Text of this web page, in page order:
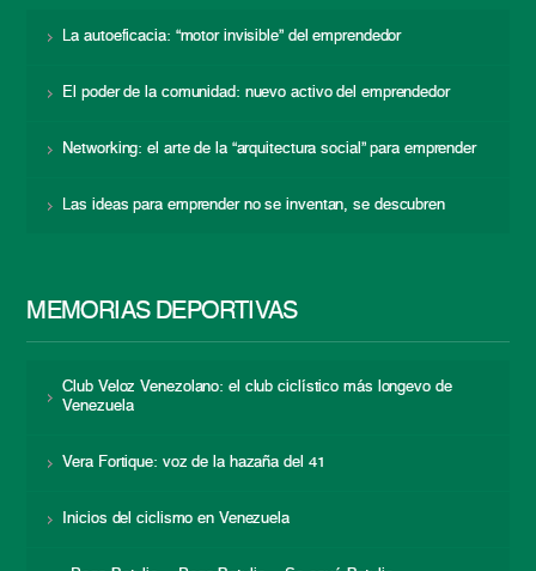
La autoeficacia: “motor invisible” del emprendedor
El poder de la comunidad: nuevo activo del emprendedor
Networking: el arte de la “arquitectura social” para emprender
Las ideas para emprender no se inventan, se descubren
MEMORIAS DEPORTIVAS
Club Veloz Venezolano: el club ciclístico más longevo de
Venezuela
Vera Fortique: voz de la hazaña del 41
Inicios del ciclismo en Venezuela